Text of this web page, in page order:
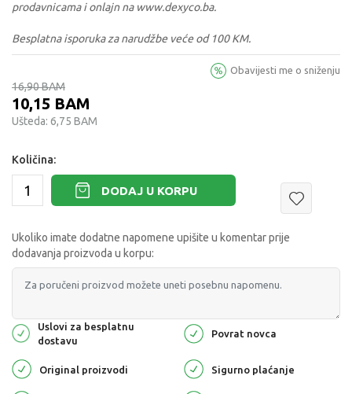
prodavnicama i onlajn na www.dexyco.ba.
Besplatna isporuka za narudžbe veće od 100 KM.
16,90BAM
10,15 BAM
Ušteda: 6,75 BAM
Obavijesti me o sniženju
Količina:
DODAJ U KORPU
Ukoliko imate dodatne napomene upišite u komentar prije
dodavanja proizvoda u korpu:
Uslovi za besplatnu
dostavu
Povrat novca
Original proizvodi Sigurno plaćanje